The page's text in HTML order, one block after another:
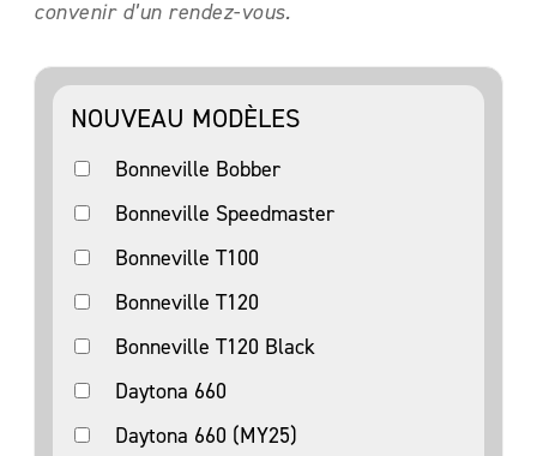
convenir d’un rendez-vous.
NOUVEAU MODÈLES
Bonneville Bobber
Bonneville Speedmaster
Bonneville T100
Bonneville T120
Bonneville T120 Black
Daytona 660
Daytona 660 (MY25)